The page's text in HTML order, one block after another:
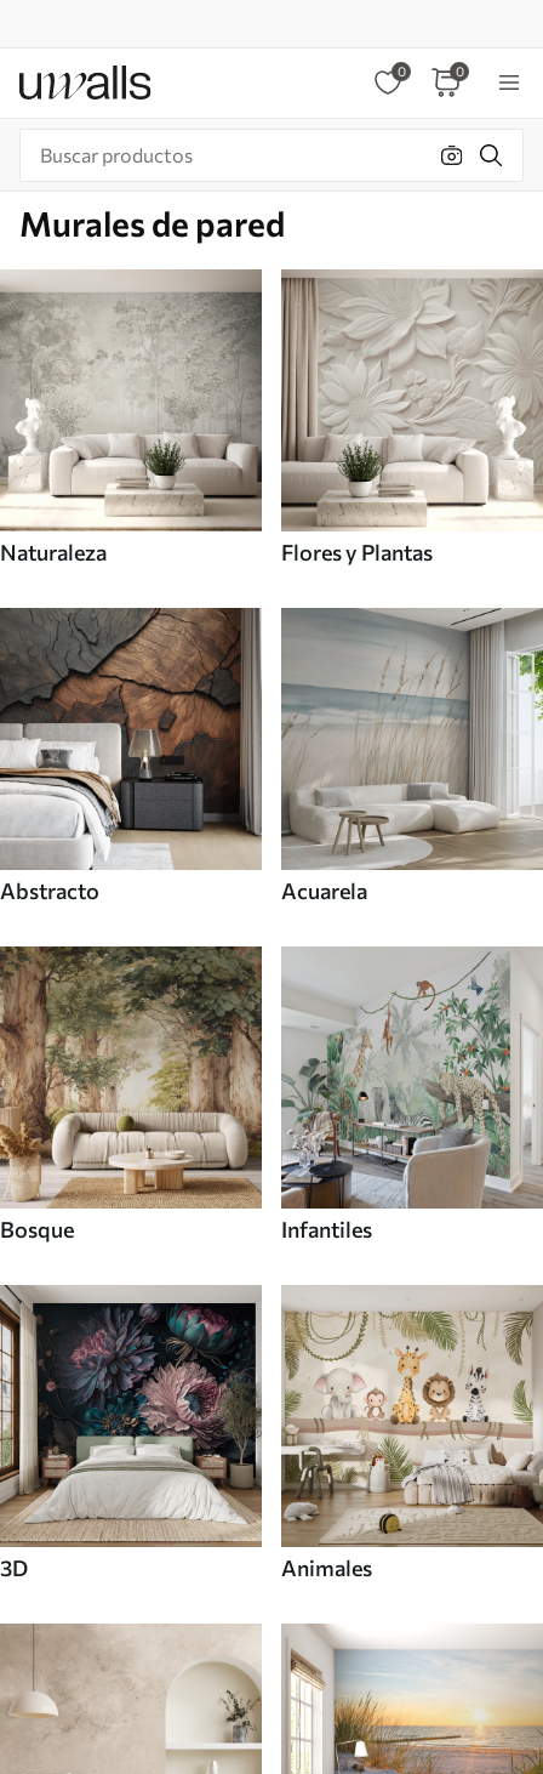
0 0
Murales de pared
Naturaleza Flores y Plantas
Abstracto Acuarela
Bosque Infantiles
3D Animales